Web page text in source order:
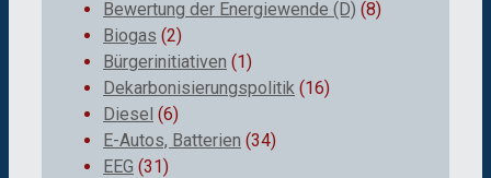
Bewertung der Energiewende (D) (8)
Biogas (2)
Bürgerinitiativen (1)
Dekarbonisierungspolitik (16)
Diesel (6)
E-Autos, Batterien (34)
EEG (31)